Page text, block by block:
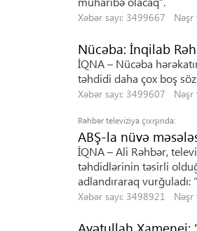
Xəbər sayı: 3499667
Nücəba: İnqilab
İQNA – Nücəba
təhdidi daha çox boş
Xəbər sayı: 3499607
Rəhbər televiziya çıxışında:
ABŞ-la nüvə
İQNA – Ali Rəhbər,
təhdidlərinin təsirli
adlandıraraq vurğuladı:
Xəbər sayı: 3498921